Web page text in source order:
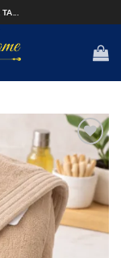
Add to
wishlist